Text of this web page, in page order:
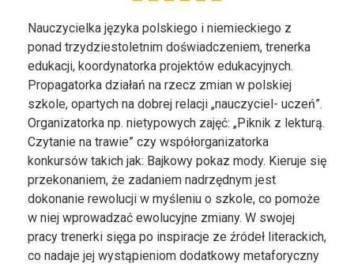
Nauczycielka języka polskiego i niemieckiego z
ponad trzydziestoletnim doświadczeniem, trenerka
edukacji, koordynatorka projektów edukacyjnych.
Propagatorka działań na rzecz zmian w polskiej
szkole, opartych na dobrej relacji „nauczyciel- uczeń”.
Organizatorka np. nietypowych zajęć: „Piknik z lekturą.
Czytanie na trawie” czy współorganizatorka
konkursów takich jak: Bajkowy pokaz mody. Kieruje się
przekonaniem, że zadaniem nadrzędnym jest
dokonanie rewolucji w myśleniu o szkole, co pomoże
w niej wprowadzać ewolucyjne zmiany. W swojej
pracy trenerki sięga po inspiracje ze źródeł literackich,
co nadaje jej wystąpieniom dodatkowy metaforyczny